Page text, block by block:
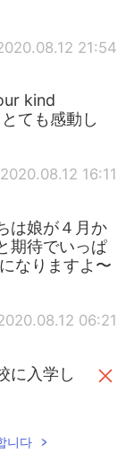
21:54
kind
ても感動し
2020.08.12 16:11
は娘が４月か
期待でいっぱ
なりますよ〜
06:21
に入学し
니다